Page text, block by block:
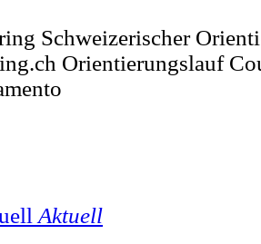
Schweizerischer
Orientierungslauf
Aktuell